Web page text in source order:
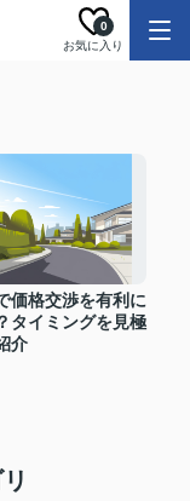
お気に入り
0
価格交渉を有利に
タイミングを見極
介